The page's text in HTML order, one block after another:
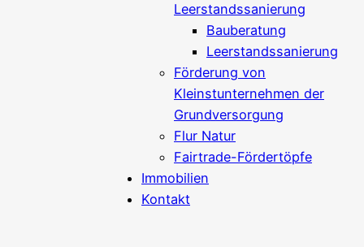
Leerstandssanierung
Bauberatung
Leerstandssanierung
Förderung von
Kleinstunternehmen der
Grundversorgung
Flur Natur
Fairtrade-Fördertöpfe
Immobilien
Kontakt